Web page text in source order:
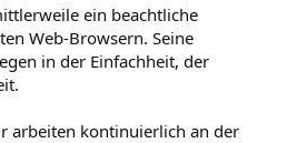
ein beachtliche
Web-Browsern. Seine
in der Einfachheit, der
arbeiten kontinuierlich an der